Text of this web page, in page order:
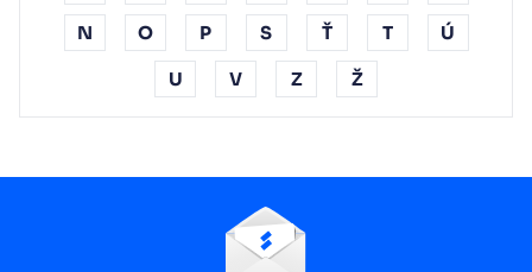
N O P S Ť T Ú
U V Z Ž